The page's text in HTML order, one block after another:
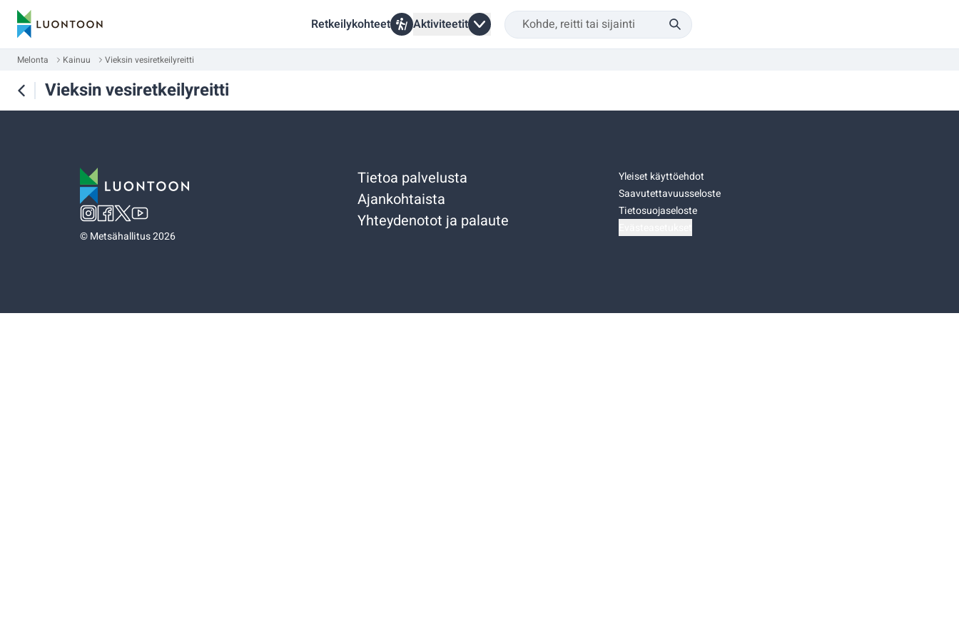
Retkeilykohteet Aktiviteetit
Melonta Kainuu Vieksin vesiretkeilyreitti
Vieksin vesiretkeilyreitti
©Metsähallitus 2026
Tietoa palvelusta
Ajankohtaista
Yhteydenotot ja palaute
Yleiset käyttöehdot
Saavutettavuusseloste
Tietosuojaseloste